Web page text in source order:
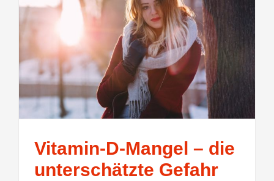
Vitamin-D-Mangel – die
unterschätzte Gefahr